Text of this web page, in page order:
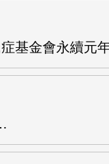
基金會永續元